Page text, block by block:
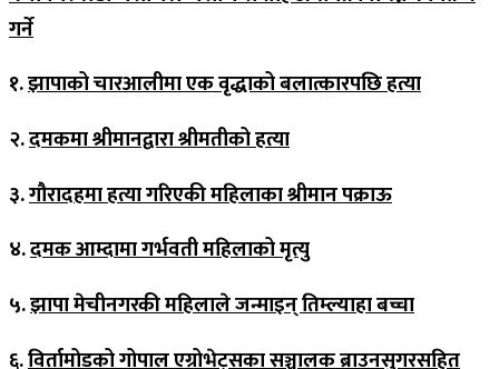
गर्ने
१.झापाको चारआलीमा एक वृद्धाको बलात्कारपछि हत्या
२.दमकमा श्रीमानद्वारा श्रीमतीको हत्या
३.गौरादहमा हत्या गरिएकी महिलाका श्रीमान पक्राऊ
४.दमक आम्दामा गर्भवती महिलाको मृत्यु
५.झापा मेचीनगरकी महिलाले जन्माइन् तिम्ल्याहा बच्चा
६.विर्तामोडको गोपाल एग्रोभेट्सका सञ्चालक ब्राउनसुगरसहित